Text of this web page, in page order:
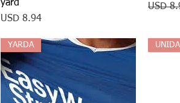
yard
Precio
USD 8.94
Precio
USD
YARDA